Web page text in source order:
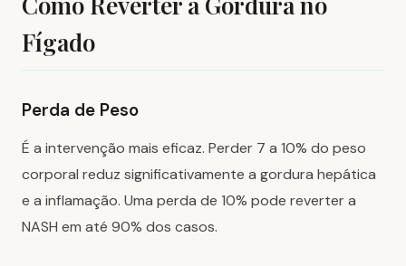
Fígado
Perda de Peso
É a intervenção mais eficaz. Perder 7 a 10% do peso
corporal reduz significativamente a gordura hepática
e a inflamação. Uma perda de 10% pode reverter a
NASH em até 90% dos casos.